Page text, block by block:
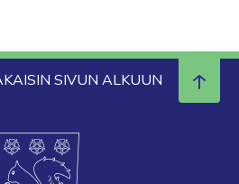
SIVUN ALKUUN